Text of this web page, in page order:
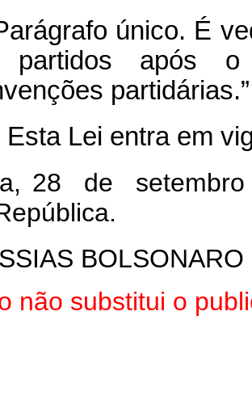
único. É
partidos após
partidárias.”
Esta Lei entra em
28 de setembro
BOLSONARO
não substitui o